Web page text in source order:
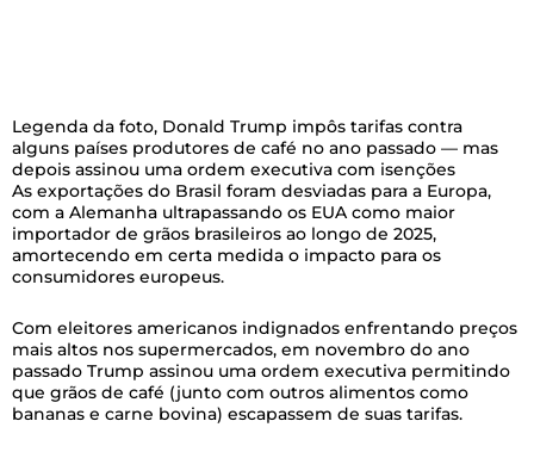
Legenda da foto, Donald Trump impôs tarifas contra
alguns países produtores de café no ano passado — mas
depois assinou uma ordem executiva com isenções
As exportações do Brasil foram desviadas para a Europa,
com a Alemanha ultrapassando os EUA como maior
importador de grãos brasileiros ao longo de 2025,
amortecendo em certa medida o impacto para os
consumidores europeus.
Com eleitores americanos indignados enfrentando preços
mais altos nos supermercados, em novembro do ano
passado Trump assinou uma ordem executiva permitindo
que grãos de café (junto com outros alimentos como
bananas e carne bovina) escapassem de suas tarifas.